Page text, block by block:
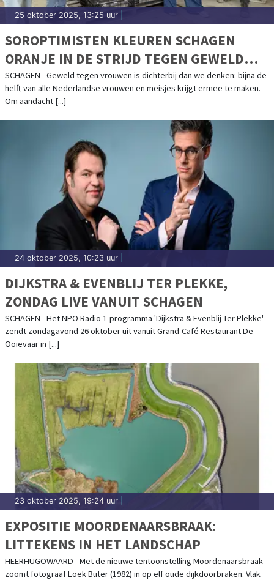
25 oktober 2025, 13:25 uur
SOROPTIMISTEN KLEUREN SCHAGEN
ORANJE IN DE STRIJD TEGEN GEWELD
TEGEN VROUWEN
SCHAGEN - Geweld tegen vrouwen is dichterbij dan we denken: bijna de
helft van alle Nederlandse vrouwen en meisjes krijgt ermee te maken.
Om aandacht [...]
24 oktober 2025, 10:23 uur
DIJKSTRA & EVENBLIJ TER PLEKKE,
ZONDAG LIVE VANUIT SCHAGEN
SCHAGEN - Het NPO Radio 1-programma 'Dijkstra & Evenblij Ter Plekke'
zendt zondagavond 26 oktober uit vanuit Grand-Café Restaurant De
Ooievaar in [...]
23 oktober 2025, 19:24 uur
EXPOSITIE MOORDENAARSBRAAK:
LITTEKENS IN HET LANDSCHAP
HEERHUGOWAARD - Met de nieuwe tentoonstelling Moordenaarsbraak
zoomt fotograaf Loek Buter (1982) in op elf oude dijkdoorbraken. Vlak